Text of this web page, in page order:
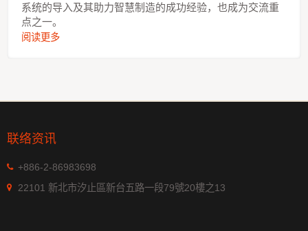
系统的导入及其助力智慧制造的成功经验，也成为交流重
点之一。
阅读更多
联络资讯
+886-2-86983698
22101 新北市汐止區新台五路一段79號20樓之13